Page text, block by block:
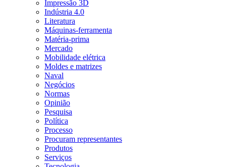
Impressão 3D
Indústria 4.0
Literatura
Máquinas-ferramenta
Matéria-prima
Mercado
Mobilidade elétrica
Moldes e matrizes
Naval
Negócios
Normas
Opinião
Pesquisa
Política
Processo
Procuram representantes
Produtos
Serviços